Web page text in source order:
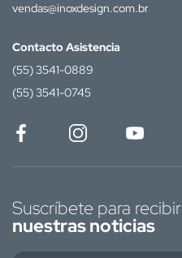
vendas@inoxdesign.com.br
Contacto Asistencia
(55) 3541-0889
(55) 3541-0745
Suscríbete para recibir
nuestras noticias